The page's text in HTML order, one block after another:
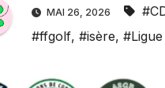
MAI 26, 2026
#ffgolf, #isère,